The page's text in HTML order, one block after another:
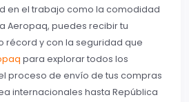
en el trabajo como la comodidad
Aeropaq, puedes recibir tu
récord y con la seguridad que
para explorar todos los
proceso de envío de tus compras
internacionales hasta República